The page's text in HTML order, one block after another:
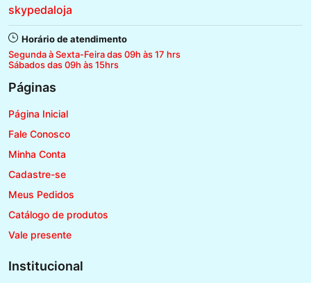
skypedaloja
Horário de atendimento
Segunda à Sexta-Feira das 09h às 17 hrs
Sábados das 09h às 15hrs
Páginas
Página Inicial
Fale Conosco
Minha Conta
Cadastre-se
Meus Pedidos
Catálogo de produtos
Vale presente
Institucional